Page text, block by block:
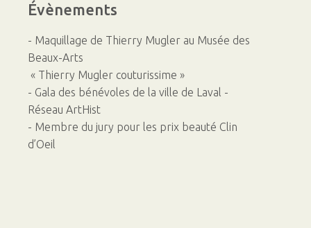
Évènements
- Maquillage de Thierry Mugler au Musée des
Beaux-Arts
« Thierry Mugler couturissime »
- Gala des bénévoles de la ville de Laval -
Réseau ArtHist
- Membre du jury pour les prix beauté Clin
d’Oeil